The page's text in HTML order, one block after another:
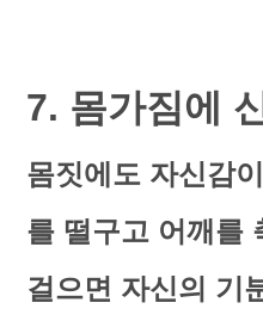
7. 몸가짐에
몸짓에도 자신감
를 떨구고 어깨를
걸으면 자신의 기